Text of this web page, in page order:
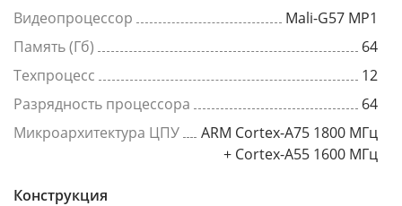
Видеопроцессор
Mali-G57 MP1
Память (Гб)
64
Техпроцесс
12
Разрядность процессора
64
Микроархитектура ЦПУ
ARM Cortex-A75 1800 МГц
+ Cortex-A55 1600 МГц
Конструкция